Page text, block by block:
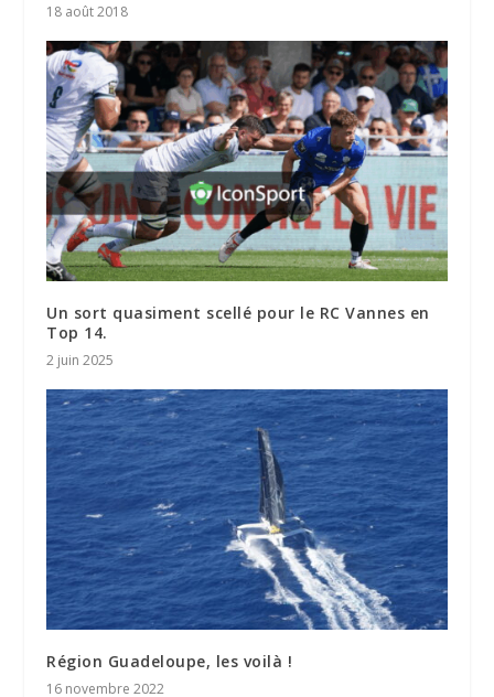
18 août 2018
Un sort quasiment scellé pour le RC Vannes en
Top 14.
2 juin 2025
Région Guadeloupe, les voilà !
16 novembre 2022